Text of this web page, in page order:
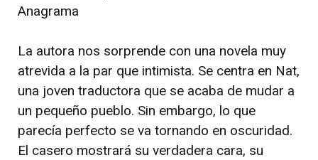
Anagrama
La autora nos sorprende con una novela muy
atrevida a la par que intimista. Se centra en Nat,
una joven traductora que se acaba de mudar a
un pequeño pueblo. Sin embargo, lo que
parecía perfecto se va tornando en oscuridad.
El casero mostrará su verdadera cara, su